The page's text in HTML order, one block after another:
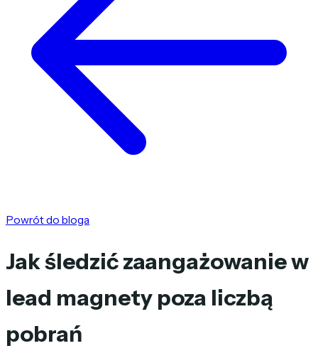
Powrót do bloga
Jak śledzić zaangażowanie w
lead magnety poza liczbą
pobrań